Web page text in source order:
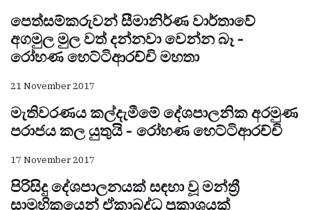
පෙත්සම්කරුවන් සීමානිර්ණ වාර්තාවේ
අගමුල මුල වත් දන්නවා වෙන්න බෑ -
රෝහණ හෙට්ටිආරච්චි මහතා
21 November 2017
මැතිවරණය කල්දැමීමේ දේශපාලනික අරමුණ
පරාජය කල යුතුයි - රෝහණ හෙට්ටිආරච්චි
17 November 2017
පිරිසිදු දේශපාලනයක් සඳහා වූ මන්ත්‍රී
සාමූහිකයෙන් ඒකාබද්ධ ප්‍රකාශයක්